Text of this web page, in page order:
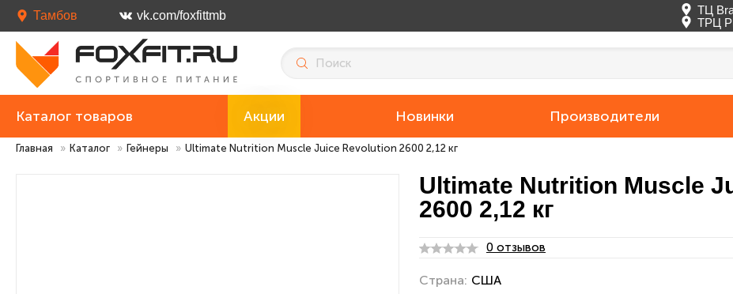
Тамбов vk.com/foxfittmb
ТЦ
ТРЦ
Каталог товаров Акции Новинки Производители
Главная » Каталог » Гейнеры » Ultimate Nutrition Muscle Juice Revolution 2600 2,12 кг
Ultimate Nutrition Muscle
2600 2,12 кг
0 отзывов
Страна: США